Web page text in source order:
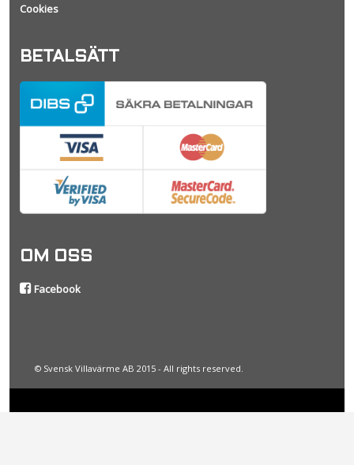
Cookies
BETALSÄTT
OM OSS
Facebook
© Svensk Villavärme AB 2015 - All rights reserved.